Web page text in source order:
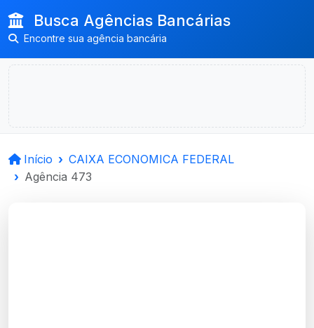
Busca Agências Bancárias
Encontre sua agência bancária
Início
CAIXA ECONOMICA FEDERAL
Agência 473